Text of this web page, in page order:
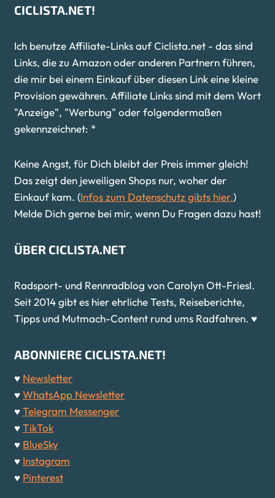
CICLISTA.NET!
Ich benutze Affiliate-Links auf Ciclista.net - das sind
Links, die zu Amazon oder anderen Partnern führen,
die mir bei einem Einkauf über diesen Link eine kleine
Provision gewähren. Affiliate Links sind mit dem Wort
"Anzeige", "Werbung" oder folgendermaßen
gekennzeichnet: *
Keine Angst, für Dich bleibt der Preis immer gleich!
Das zeigt den jeweiligen Shops nur, woher der
Einkauf kam. (Infos zum Datenschutz gibts hier.)
Melde Dich gerne bei mir, wenn Du Fragen dazu hast!
ÜBER CICLISTA.NET
Radsport- und Rennradblog von Carolyn Ott-Friesl.
Seit 2014 gibt es hier ehrliche Tests, Reiseberichte,
Tipps und Mutmach-Content rund ums Radfahren. ♥
ABONNIERE CICLISTA.NET!
♥ Newsletter
♥WhatsApp Newsletter
♥Telegram Messenger
♥TikTok
♥ BlueSky
♥ Instagram
♥ Pinterest